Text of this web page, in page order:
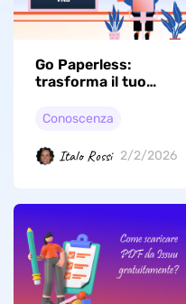
Go Paperless:
trasforma il tuo
domani più verde
Conoscenza
Italo Rossi 2/2/2026